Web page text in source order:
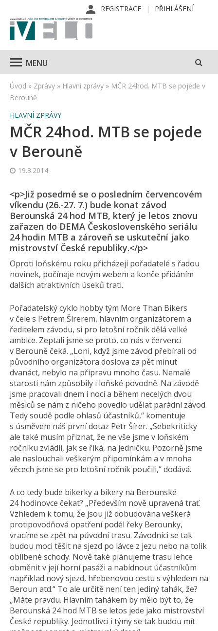
REGISTRACE PŘIHLÁŠENÍ
MENU
Úvod » Zprávy » Hlavní zprávy » MČR 24hod. MTB se pojede v
Berouně
HLAVNÍ ZPRÁVY
MČR 24hod. MTB se pojede
v Berouně
19.3.2014
<p>Již posedmé se o posledním červencovém
víkendu (26.-27. 7.) bude konat závod
Berounská 24 hod MTB, který je letos znovu
zařazen do DEMA Československého seriálu
24 hodin MTB a zároveň se uskuteční jako
mistrovství České republiky.</p>
Oproti loňskému roku přicházejí pořadatelé s řadou
novinek, počínaje novým webem a konče přidáním
dalších atraktivních úseků trati.
Pořadatelský cyklo hobby tým More Than Bikers
v čele s Petrem Šírerem, hlavním organizátorem a
ředitelem závodu, si pro letošní ročník dělá velké
ambice. Zeptali jsme se proto, co nás v červenci
v Berouně čeká. „Loni, když jsme závod přebírali od
původního organizátora doslova za pět minut
dvanáct, nebylo na přípravu mnoho času. Nemalé
starosti nám způsobily i loňské povodně. Na závodě
jsme pracovali dnem i nocí a během necelých dvou
měsíců se nám z ničeho povedlo udělat parádní závod.
Tedy soudě podle ohlasů účastníků,“ komentuje
s úsměvem náš první dotaz Petr Šírer. „Sebekriticky
ale také musím přiznat, že ne vše jsme v loňském
ročníku zvládli, jak se říká, na jedničku. Pozorně jsme
ale naslouchali veškerým připomínkám a v mnoha
věcech jsme se pro letošní ročník poučili,“ dodává.
A co tedy bude bikerky a bikery na Berounské
24 hodinovce čekat? „Především nově upravená trať.
Vzhledem k tomu, že jsou již dobudována veškerá
protipovodňová opatření podél řeky Berounky,
vracíme se zpět na původní trasu. Závodníci se tak
budou moci těšit na sjezd po lávce z jezu nebo na tolik
oblíbené schody. Nově také plánujeme trasu lehce
obměnit v její horní pasáži a nabídnout účastníkům
například nový sjezd, hřebenovou cestu s výhledem na
Beroun atd.“ To ale určitě není ten jediný tahák, že?
„Máte pravdu. Hlavním tahákem by mělo být to, že
Berounská 24 hod MTB se letos jede jako mistrovství
České republiky. Jednotlivci i týmy se tak budou mít